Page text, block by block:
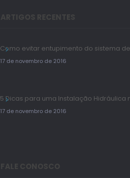
Como evitar entupimento do sistema
17 de novembro de 2016
5 Dicas para uma Instalação Hidráulica
17 de novembro de 2016